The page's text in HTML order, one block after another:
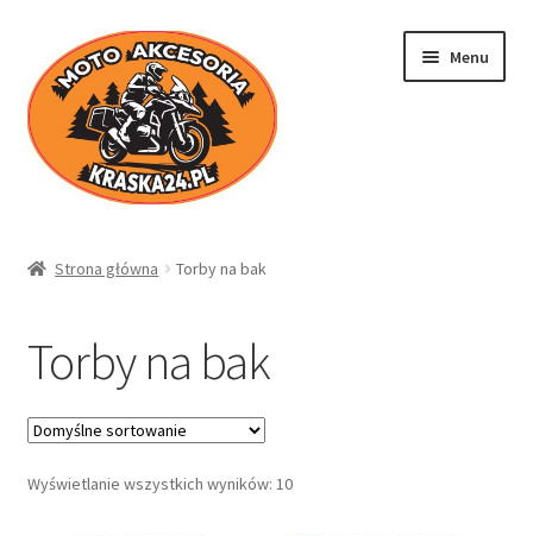
Przejdź
do
nawigacji
Przejdź
do
treści
Menu
Koszyk
Moje konto
Regulamin
Strona główna Torby na bak
Torby na bak
Wyświetlanie wszystkich wyników: 10